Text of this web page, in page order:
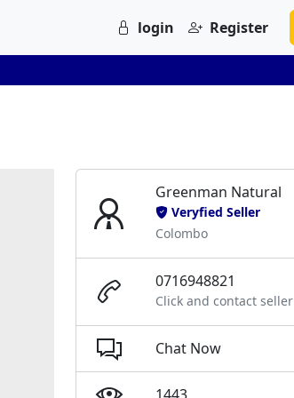
login Register
Greenman Natural
Veryfied Seller
Colombo
0716948821
Click and contact seller
Chat Now